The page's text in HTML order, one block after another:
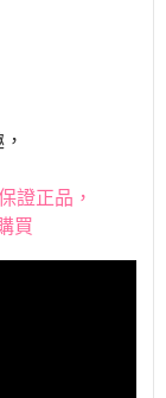
證正品，
買